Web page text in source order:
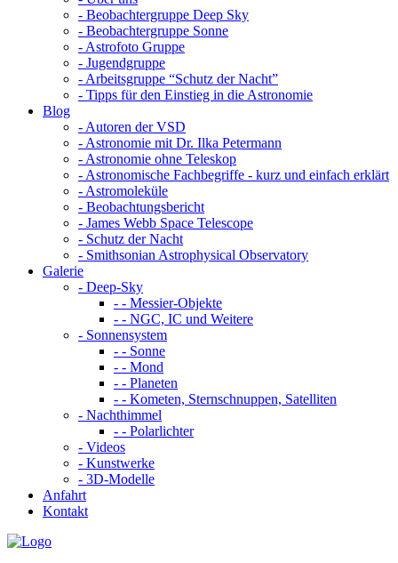
- Beobachtergruppe Deep Sky
- Beobachtergruppe Sonne
- Astrofoto Gruppe
- Jugendgruppe
- Arbeitsgruppe “Schutz der Nacht”
- Tipps für den Einstieg in die Astronomie
Blog
- Autoren der VSD
- Astronomie mit Dr. Ilka Petermann
- Astronomie ohne Teleskop
- Astronomische Fachbegriffe - kurz und einfach erklärt
- Astromoleküle
- Beobachtungsbericht
- James Webb Space Telescope
- Schutz der Nacht
- Smithsonian Astrophysical Observatory
Galerie
- Deep-Sky
- - Messier-Objekte
- - NGC, IC und Weitere
- Sonnensystem
- - Sonne
- - Mond
- - Planeten
- - Kometen, Sternschnuppen, Satelliten
- Nachthimmel
- - Polarlichter
- Videos
- Kunstwerke
- 3D-Modelle
Anfahrt
Kontakt